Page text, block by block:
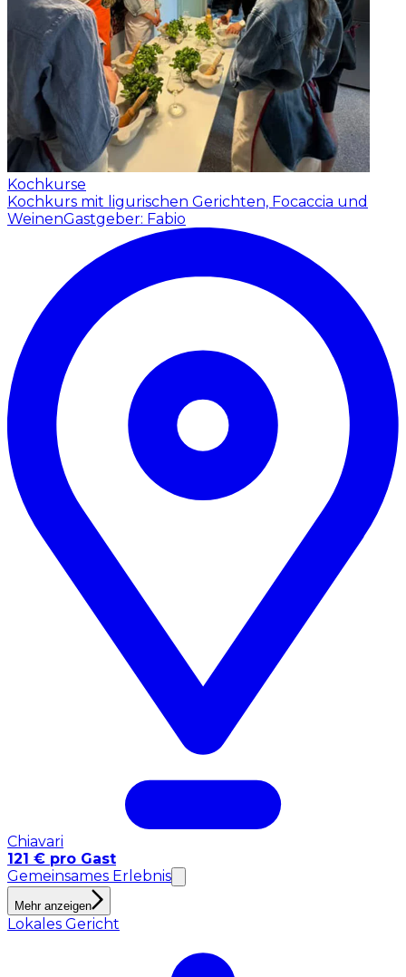
Kochkurse
Kochkurs mit ligurischen Gerichten, Focaccia und
WeinenGastgeber: Fabio
Chiavari
121 € pro Gast
Gemeinsames Erlebnis
Mehr anzeigen
Lokales Gericht